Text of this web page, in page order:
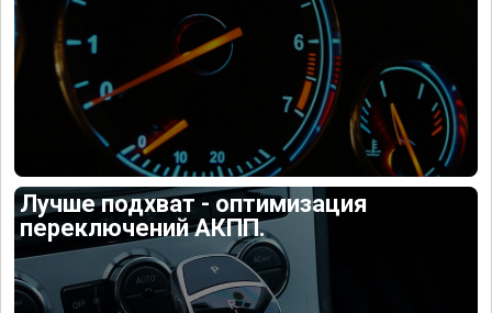
Лучше подхват - оптимизация
переключений АКПП.